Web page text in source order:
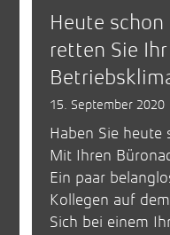
Heute schon
retten Sie Ihr
15. September 2020
Haben Sie heute
Mit Ihren
Ein paar
Kollegen auf
Sich bei einem